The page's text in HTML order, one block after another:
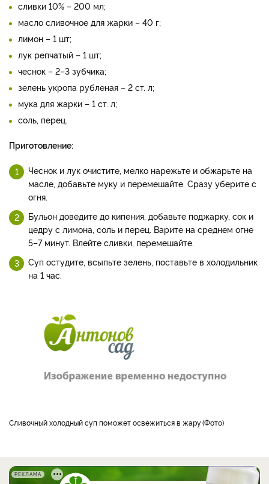
сливки 10% – 200 мл;
масло сливочное для жарки – 40 г;
лимон – 1 шт;
лук репчатый – 1 шт;
чеснок – 2–3 зубчика;
зелень укропа рубленая – 2 ст. л;
мука для жарки – 1 ст. л;
соль, перец.
Приготовление:
Чеснок и лук очистите, мелко нарежьте и обжарьте на
масле, добавьте муку и перемешайте. Сразу уберите с
огня.
Бульон доведите до кипения, добавьте поджарку, сок и
цедру с лимона, соль и перец. Варите на среднем огне
5–7 минут. Влейте сливки, перемешайте.
Суп остудите, всыпьте зелень, поставьте в холодильник
на 1 час.
сливочный холодный суп поможет освежиться в жару Фото
РЕКЛАМА